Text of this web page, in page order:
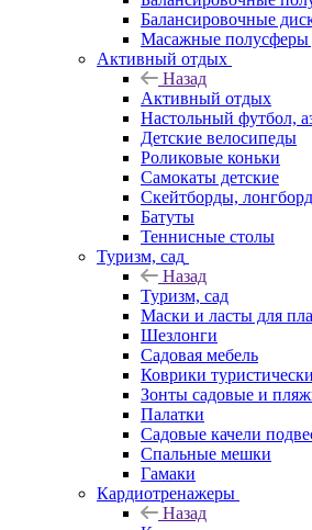
Балансировочные
Масажные полусферы
Активный отдых
Назад
Активный отдых
Настольный футбол,
Детские велосипеды
Роликовые коньки
Самокаты детские
Скейтборды,
Батуты
Теннисные столы
Туризм, сад
Назад
Туризм, сад
Маски и ласты для
Шезлонги
Садовая мебель
Коврики
Зонты садовые и
Палатки
Садовые качели
Спальные мешки
Гамаки
Кардиотренажеры
Назад